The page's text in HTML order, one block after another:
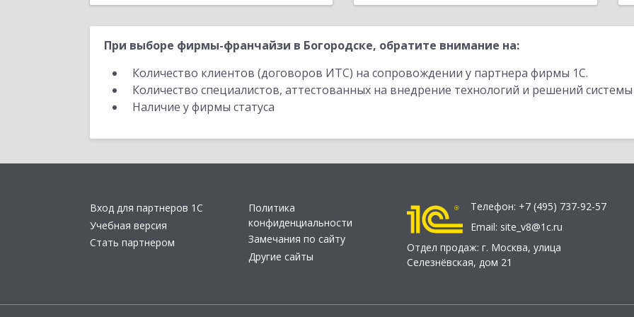
При выборе фирмы-франчайзи в Богородске, обратите внимание на:
Количество клиентов (договоров ИТС) на сопровождении у партнера фирмы 1С.
Количество специалистов, аттестованных на внедрение технологий и решений
Наличие у фирмы статуса
Вход для партнеров 1С
Учебная версия
Стать партнером
Политика
конфиденциальности
Замечания по сайту
Другие сайты
Телефон: +7 (495) 737-92-57
Email: site_v8@1c.ru
Отдел продаж: г. Москва, улица
Селезнёвская, дом 21